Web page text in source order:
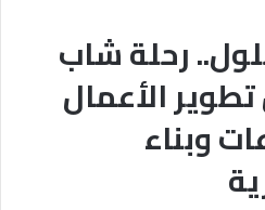
رحلة شاب
الأعمال
وبناء